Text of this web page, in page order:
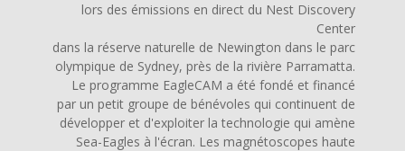
lors des émissions en direct du Nest Discovery
Center
dans la réserve naturelle de Newington dans le parc
olympique de Sydney, près de la rivière Parramatta.
Le programme EagleCAM a été fondé et financé
par un petit groupe de bénévoles qui continuent de
développer et d'exploiter la technologie qui amène
Sea-Eagles à l'écran. Les magnétoscopes haute